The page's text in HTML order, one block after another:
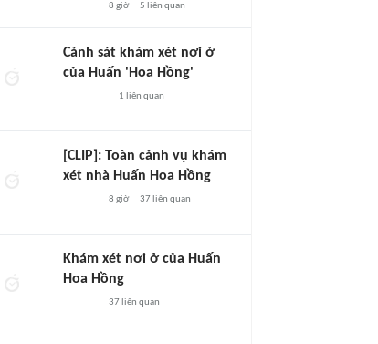
8 giờ 5 liên quan
Cảnh sát khám xét nơi ở
của Huấn 'Hoa Hồng'
1 liên quan
[CLIP]: Toàn cảnh vụ khám
xét nhà Huấn Hoa Hồng
8 giờ 37liên quan
Khám xét nơi ở của Huấn
Hoa Hồng
37liên quan